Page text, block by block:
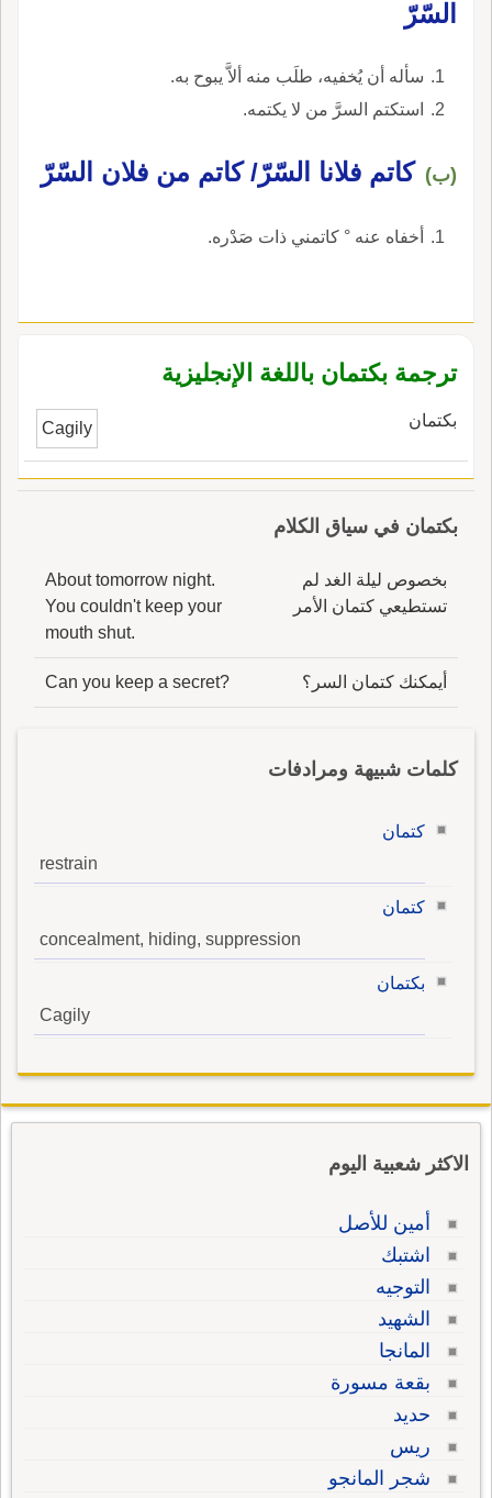
السّرّ
سأله أن يُخفيه، طلَب منه ألاَّ يبوح به.
استكتم السرَّ من لا يكتمه.
(ب) كاتم فلانا السّرّ/ كاتم من فلان السّرّ
أخفاه عنه ° كاتمني ذات صَدْره.
ترجمة بكتمان باللغة الإنجليزية
بكتمان Cagily
بكتمان في سياق الكلام
بخصوص ليلة الغد لم
تستطيعي كتمان الأمر
About tomorrow night.
You couldn't keep your
mouth shut.
أيمكنك كتمان السر؟ Can you keep a secret?
كلمات شبيهة ومرادفات
كتمان
restrain
كتمان
concealment, hiding, suppression
بكتمان
Cagily
الاكثر شعبية اليوم
أمين للأصل
اشتبك
التوجيه
الشهيد
المانجا
بقعة مسورة
حديد
ريس
شجر المانجو